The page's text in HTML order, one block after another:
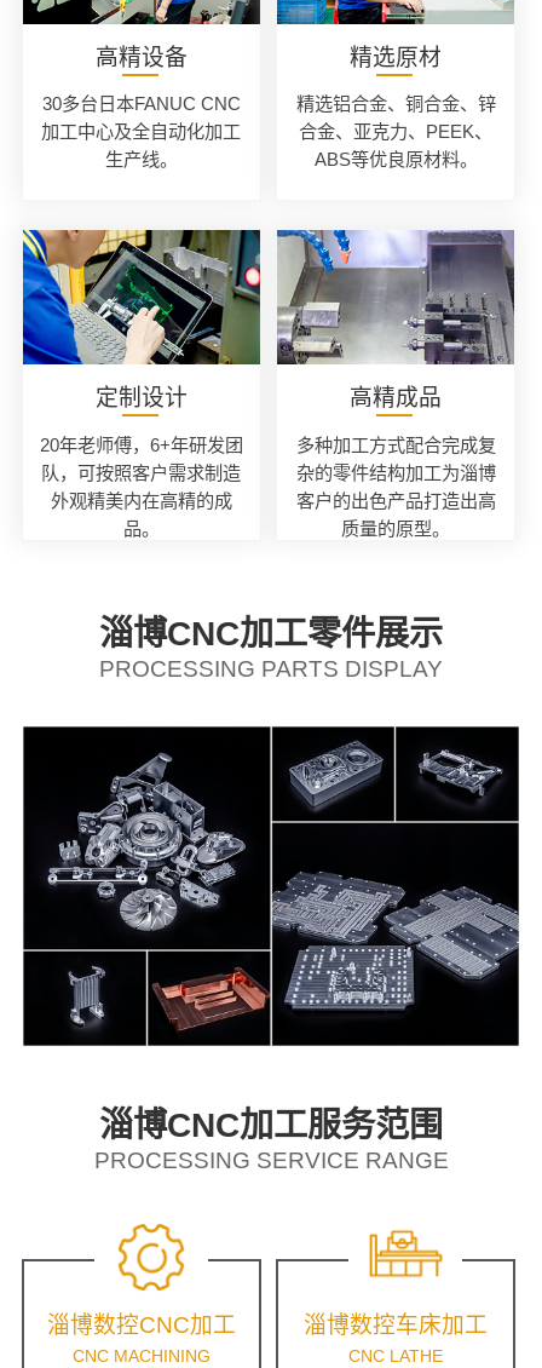
高精设备
30多台日本FANUC CNC
加工中心及全自动化加工
生产线。
精选原材
精选铝合金、铜合金、锌
合金、亚克力、PEEK、
ABS等优良原材料。
定制设计
20年老师傅，6+年研发团
队，可按照客户需求制造
外观精美内在高精的成
品。
高精成品
多种加工方式配合完成复
杂的零件结构加工为淄博
客户的出色产品打造出高
质量的原型。
淄博CNC加工零件展示
PROCESSING PARTS DISPLAY
淄博CNC加工服务范围
PROCESSING SERVICE RANGE
淄博数控CNC加工
CNC MACHINING
淄博数控车床加工
CNC LATHE